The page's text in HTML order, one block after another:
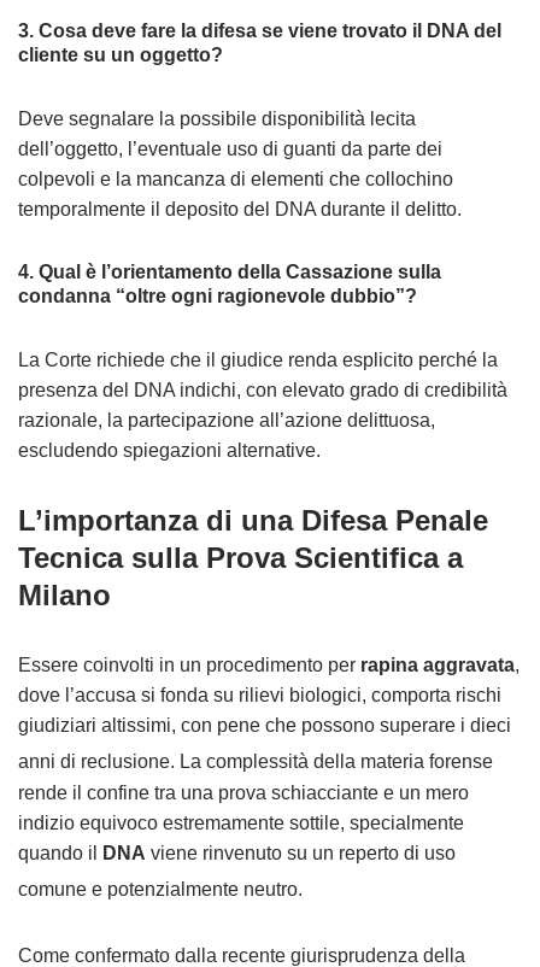
3. Cosa deve fare la difesa se viene trovato il DNA del
cliente su un oggetto?
Deve segnalare la possibile disponibilità lecita
dell’oggetto, l’eventuale uso di guanti da parte dei
colpevoli e la mancanza di elementi che collochino
temporalmente il deposito del DNA durante il delitto.
4. Qual è l’orientamento della Cassazione sulla
condanna “oltre ogni ragionevole dubbio”?
La Corte richiede che il giudice renda esplicito perché la
presenza del DNA indichi, con elevato grado di credibilità
razionale, la partecipazione all’azione delittuosa,
escludendo spiegazioni alternative.
L’importanza di una Difesa Penale
Tecnica sulla Prova Scientifica a
Milano
Essere coinvolti in un procedimento per rapina aggravata,
dove l’accusa si fonda su rilievi biologici, comporta rischi
giudiziari altissimi, con pene che possono superare i dieci
anni di reclusione. La complessità della materia forense
rende il confine tra una prova schiacciante e un mero
indizio equivoco estremamente sottile, specialmente
quando il
DNA viene rinvenuto su un reperto di uso
comune e potenzialmente neutro.
Come confermato dalla recente giurisprudenza della